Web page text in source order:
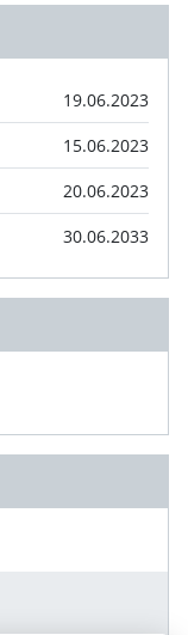
19.06.2023
15.06.2023
20.06.2023
30.06.2033